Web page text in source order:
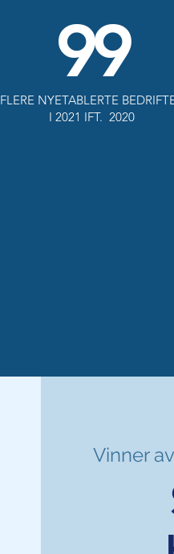
99
FLERE NYETABLERTE
I 2021 IFT. 2020
Vinner av